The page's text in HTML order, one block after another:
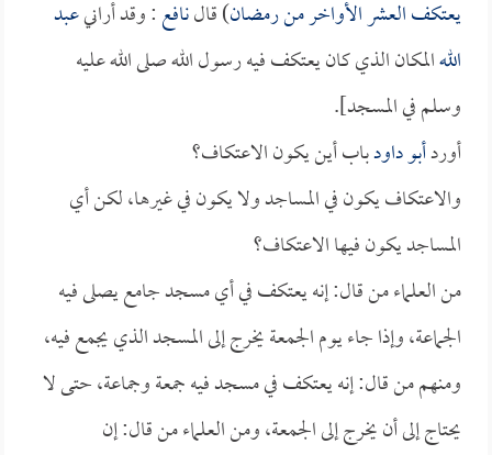
يعتكف العشر الأواخر من رمضان) قالنافع: وقد أرانيعبد
اللهالمكان الذي كان يعتكف فيه رسول الله صلى الله عليه
وسلم في المسجد].
أوردأبو داودباب أين يكون الاعتكاف؟
والاعتكاف يكون في المساجد ولا يكون في غيرها، لكن أي
المساجد يكون فيها الاعتكاف؟
من العلماء من قال: إنه يعتكف في أي مسجد جامع يصلى فيه
الجماعة، وإذا جاء يوم الجمعة يخرج إلى المسجد الذي يجمع فيه،
ومنهم من قال: إنه يعتكف في مسجد فيه جمعة وجماعة، حتى لا
يحتاج إلى أن يخرج إلى الجمعة، ومن العلماء من قال: إن